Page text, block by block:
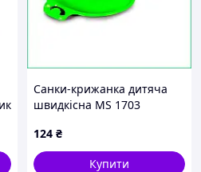
Санки-крижанка дитяча
швидкісна MS 1703
морозостійкий гнучкий
пластик з ручкою зелена
124 ₴
Купити